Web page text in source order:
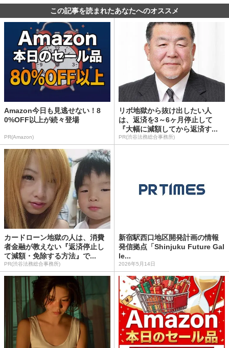
この記事を読まれたあなたへのオススメ
Amazon今日も見逃せない！8
0%OFF以上が続々登場
PR(Amazon)
リボ地獄から抜け出したい人
は、返済を3～6ヶ月停止して
『大幅に減額してから返済す...
PR(渋谷法務総合事務所)
カードローン地獄の人は、消費
者金融が教えない『返済停止し
て減額・免除する方法』で...
PR(渋谷法務総合事務所)
新宿駅西口地区開発計画の情報
発信拠点「Shinjuku Future Gal
le...
2026年5月14日